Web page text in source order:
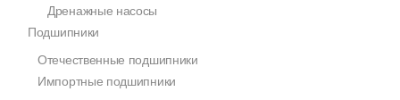
Дренажные насосы
Подшипники
Отечественные подшипники
Импортные подшипники